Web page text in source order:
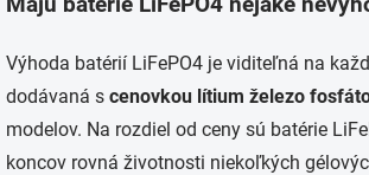
Výhoda batérií LiFePO4 je viditeľná na
dodávaná s cenovkou lítium železo
modelov. Na rozdiel od ceny sú batérie
koncov rovná životnosti niekoľkých